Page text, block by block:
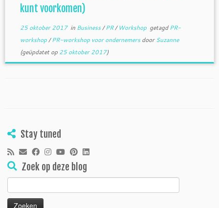
kunt voorkomen)
25 oktober 2017in Business/PR/ Workshop getagdPR-
workshop/PR-workshop voor ondernemersdoorSuzanne
(geüpdatet op 25 oktober 2017)
Stay tuned
Zoek op deze blog
Zoeken
naar: